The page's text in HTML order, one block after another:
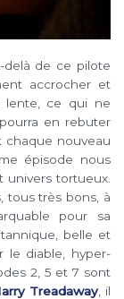
de ce pilote
accrocher et
lente, ce qui ne
en rebuter
chaque nouveau
épisode nous
univers tortueux.
tous très bons, à
pour sa
belle et
le diable, hyper-
2, 5 et 7 sont
Treadaway, il